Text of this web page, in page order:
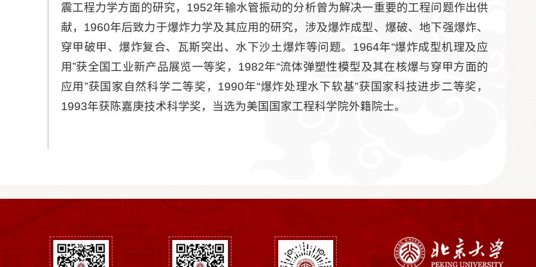
震工程力学方面的研究，1952年输水管振动的分析曾为解决一重要的工程问题作出供
献，1960年后致力于爆炸力学及其应用的研究，涉及爆炸成型、爆破、地下强爆炸、
穿甲破甲、爆炸复合、瓦斯突出、水下沙土爆炸等问题。1964年“爆炸成型机理及应
用”获全国工业新产品展览一等奖，1982年“流体弹塑性模型及其在核爆与穿甲方面的
应用”获国家自然科学二等奖，1990年“爆炸处理水下软基”获国家科技进步二等奖，
1993年获陈嘉庚技术科学奖，当选为美国国家工程科学院外籍院士。